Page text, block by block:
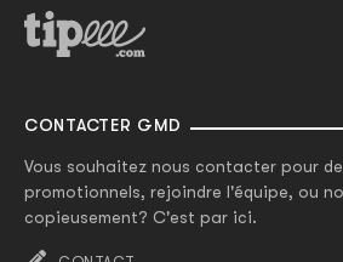
CONTACTER GMD
Vous souhaitez nous contacter pour
promotionnels, rejoindre l'équipe, ou
copieusement? C'est par ici.